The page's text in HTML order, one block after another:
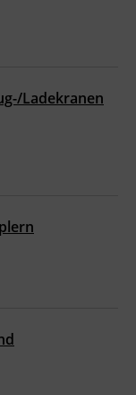
Ladekranen